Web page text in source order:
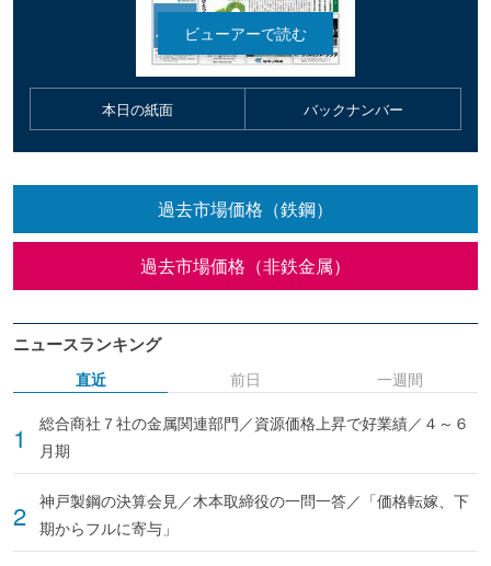
本日の紙面 バックナンバー
過去市場価格（鉄鋼）
過去市場価格（非鉄金属）
ニュースランキング
直近
総合商社７社の金属関連部門／資源価格上昇で好業績／４～６
月期
神戸製鋼の決算会見／木本取締役の一問一答／「価格転嫁、下
期からフルに寄与」
前日 一週間